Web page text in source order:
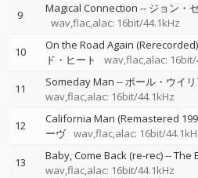
9 Magical Connection -- ジョン・
wav,flac,alac: 16bit/44.1kHz
10 On the Road Again (Rerecorded)
ド・ヒート
wav,flac,alac: 16bit/
11 Someday Man --ポール・ウイ
wav,flac,alac: 16bit/44.1kHz
12 California Man (Remastered
ーヴ wav,flac,alac: 16bit/
13 Baby, Come Back (re-rec)--The
wav,flac,alac: 16bit/44.1kHz